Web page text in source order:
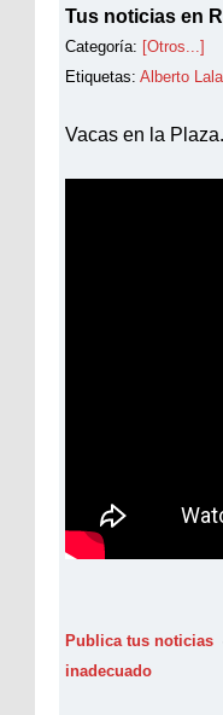
Tus noticias en
Categoría: [Otros...]
Etiquetas: Alberto
Vacas en la Plaza.
Publica tus noticias
inadecuado